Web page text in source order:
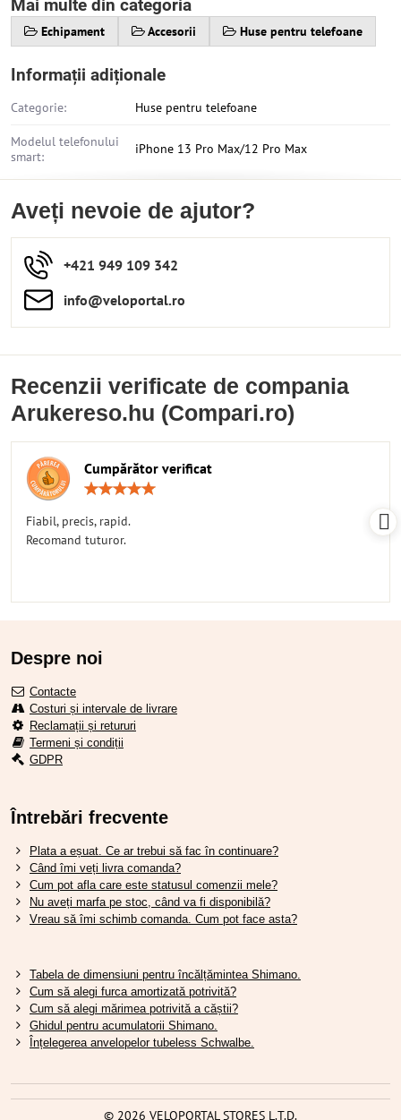
Mai multe din categoria
Echipament Accesorii Huse pentru telefoane
Informații adiționale
Categorie: Huse pentru telefoane
Modelul telefonului
smart:
iPhone 13 Pro Max/12 Pro Max
Aveți nevoie de ajutor?
+421 949 109 342
info​​@veloportal​.ro
Recenzii verificate de compania
Arukereso.hu (Compari.ro)
Cumpărător verificat
Fiabil, precis, rapid.
Recomand tuturor.
Despre noi
Contacte
Costuri și intervale de livrare
Reclamații și retururi
Termeni și condiții
GDPR
Întrebări frecvente
Plata a eșuat. Ce ar trebui să fac în continuare?
Când îmi veți livra comanda?
Cum pot afla care este statusul comenzii mele?
Nu aveți marfa pe stoc, când va fi disponibilă?
Vreau să îmi schimb comanda. Cum pot face asta?
Tabela de dimensiuni pentru încălțămintea Shimano.
Cum să alegi furca amortizată potrivită?
Cum să alegi mărimea potrivită a căștii?
Ghidul pentru acumulatorii Shimano.
Înțelegerea anvelopelor tubeless Schwalbe.
© 2026 VELOPORTAL STORES L.T.D.